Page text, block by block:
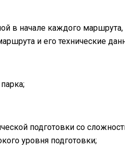
в начале каждого
и его технические
подготовки со
уровня подготовки;